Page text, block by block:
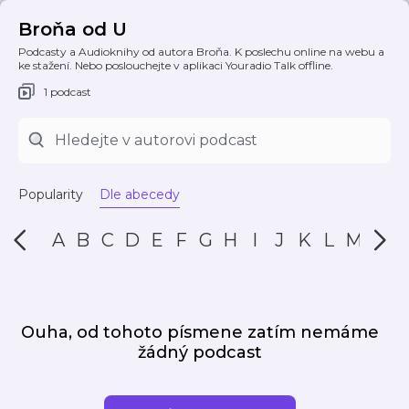
Broňa od U
Podcasty a Audioknihy od autora Broňa. K poslechu online na webu a
ke stažení. Nebo poslouchejte v aplikaci Youradio Talk offline.
1 podcast
Popularity Dle abecedy
A B C D E F G H I J K L M N
Ouha, od tohoto písmene zatím nemáme
žádný podcast